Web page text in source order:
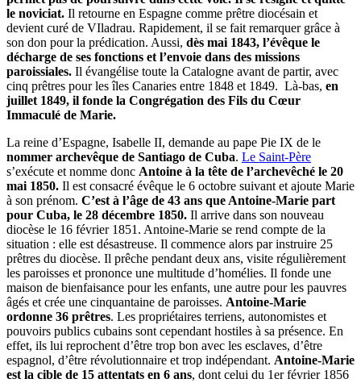
le noviciat. Il retourne en Espagne comme prêtre diocésain et
devient curé de VIladrau. Rapidement, il se fait remarquer grâce à
son don pour la prédication. Aussi, dès mai 1843, l’évêque le
décharge de ses fonctions et l’envoie dans des missions
paroissiales. Il évangélise toute la Catalogne avant de partir, avec
cinq prêtres pour les îles Canaries entre 1848 et 1849. Là-bas, en
juillet 1849, il fonde la Congrégation des Fils du Cœur
Immaculé de Marie.
La reine d’Espagne, Isabelle II, demande au pape Pie IX de le
nommer archevêque de Santiago de Cuba. Le Saint-Père
s’exécute et nomme donc Antoine à la tête de l’archevêché le 20
mai 1850. Il est consacré évêque le 6 octobre suivant et ajoute Marie
à son prénom. C’est à l’âge de 43 ans que Antoine-Marie part
pour Cuba, le 28 décembre 1850. Il arrive dans son nouveau
diocèse le 16 février 1851. Antoine-Marie se rend compte de la
situation : elle est désastreuse. Il commence alors par instruire 25
prêtres du diocèse. Il prêche pendant deux ans, visite régulièrement
les paroisses et prononce une multitude d’homélies. Il fonde une
maison de bienfaisance pour les enfants, une autre pour les pauvres
âgés et crée une cinquantaine de paroisses. Antoine-Marie
ordonne 36 prêtres. Les propriétaires terriens, autonomistes et
pouvoirs publics cubains sont cependant hostiles à sa présence. En
effet, ils lui reprochent d’être trop bon avec les esclaves, d’être
espagnol, d’être révolutionnaire et trop indépendant. Antoine-Marie
est la cible de 15 attentats en 6 ans, dont celui du 1er février 1856